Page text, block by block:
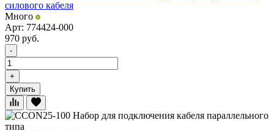
силового кабеля
Много
Арт: 774424-000
970 руб.
-
+
Купить